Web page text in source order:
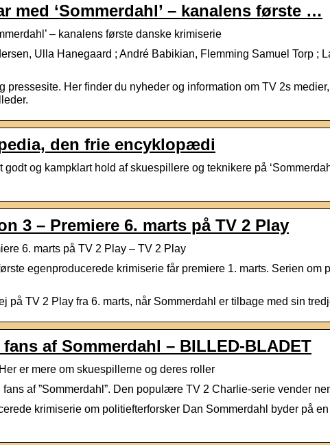
med ‘Sommerdahl’ – kanalens første …
– kanalens første danske krimiserie
Ulla Hanegaard ; André Babikian, Flemming Samuel Torp ;
pressesite. Her finder du nyheder og information om TV 2s
den frie encyklopædi
og kampklart hold af skuespillere og teknikere på
3 – Premiere 6. marts på TV 2 Play
6. marts på TV 2 Play – TV 2 Play
egenproducerede krimiserie får premiere 1. marts. Serien
på TV 2 Play fra 6. marts, når Sommerdahl er tilbage med sin
af Sommerdahl – BILLED-BLADET
er mere om skuespillerne og deres roller
af ”Sommerdahl”. Den populære TV 2 Charlie-serie vender
krimiserie om politiefterforsker Dan Sommerdahl byder på